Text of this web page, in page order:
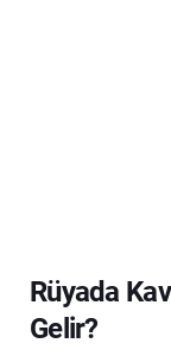
Rüyada
Gelir?